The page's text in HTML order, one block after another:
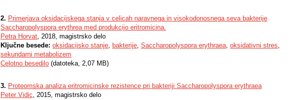
2. Primerjava oksidacijskega stanja v celicah naravnega in visokodonosnega seva bakterije
Saccharopolyspora erythrea med produkcijo eritromicina.
Petra Horvat, 2018, magistrsko delo
Ključne besede: oksidacijsko stanje, bakterije, Saccharopolyspora erythraea, oksidativni stres,
sekundarni metabolizem
Celotno besedilo (datoteka, 2,07 MB)
3. Proteomska analiza eritromicinske rezistence pri bakteriji Saccharopolyspora erythraea
Peter Vidic, 2015, magistrsko delo